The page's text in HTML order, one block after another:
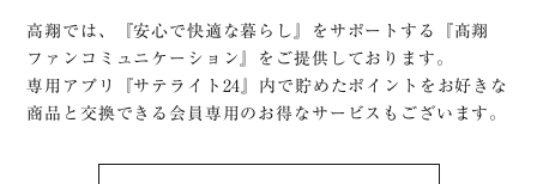
高翔では、『安心で快適な暮らし』をサポートする『髙翔
ファンコミュニケーション』をご提供しております。
専用アプリ『サテライト24』内で貯めたポイントをお好きな
商品と交換できる会員専用のお得なサービスもございます。